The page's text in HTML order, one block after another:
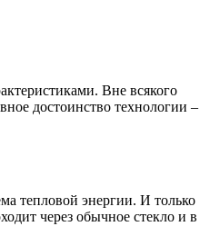
Вне всякого
достоинство технологии –
тепловой энергии. И только
через обычное стекло и в